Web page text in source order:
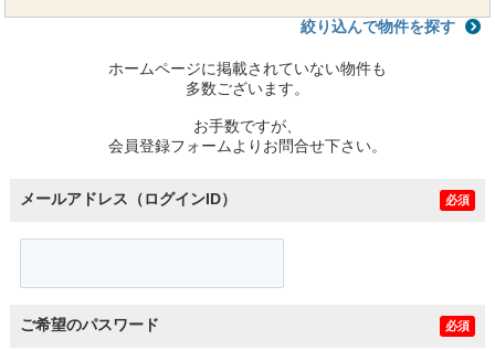
絞り込んで物件を探す
ホームページに掲載されていない物件も
多数ございます。
お手数ですが、
会員登録フォームよりお問合せ下さい。
メールアドレス（ログインID） 必須
ご希望のパスワード 必須